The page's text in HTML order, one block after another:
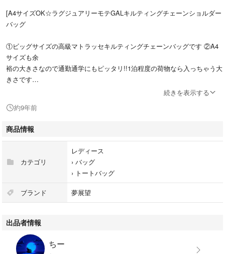
[A4サイズOK☆ラグジュアリーモテGALキルティングチェーンショルダー
バッグ
①ビッグサイズの高級マトラッセキルティングチェーンバッグです ②A4
サイズも余
裕の大きさなので通勤通学にもピッタリ!!1泊程度の荷物なら入っちゃう大
きさです
ので荷物が多い人にもオススメ ③内ポケット3つ以外にも、フラップ裏の
本体裏にもポケットがあるので整理がしやすい!! ④荷物が見えにくく出来
る天ファ
スナー仕様 ⑤ギャル系コーデにもキレイメコーデにも使える万能バッグ
続きを表示する
約9年前
商品情報
カテゴリ
レディース
› バッグ
› トートバッグ
ブランド 夢展望
出品者情報
ちー